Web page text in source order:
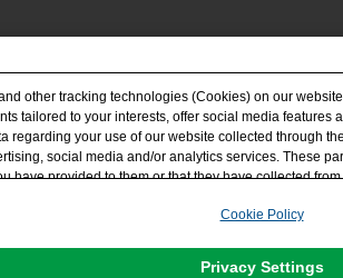
other tracking technologies (Cookies) on our
tailored to your interests, offer social media features
regarding your use of our website collected through
social media and/or analytics services. These
have provided to them or that they have collected
except for Strictly Necessary Cookies, please
consent or rejection settings at any time via
Cookie Policy
Privacy Settings